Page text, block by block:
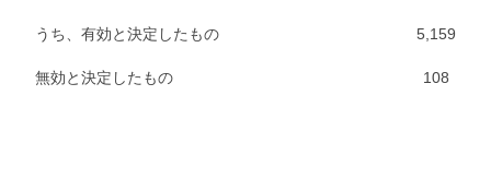
うち、有効と決定したもの 5,159
無効と決定したもの 108